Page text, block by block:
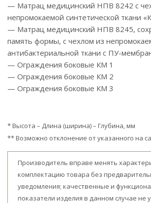
— Матрац медицинский НПВ 8242 с
непромокаемой синтетической ткани
— Матрац медицинский НПВ 8245,
память формы, с чехлом из
антибактериальной ткани с ПУ-
— Ограждения боковые КМ 1
— Ограждения боковые КМ 2
— Ограждения боковые КМ 3
* Высота – Длина (ширина) – Глубина, мм
** Возможно отклонение от указанного на
Производитель вправе менять
комплектацию товара без
уведомления; качественные и
показатели изделия в данном случае не